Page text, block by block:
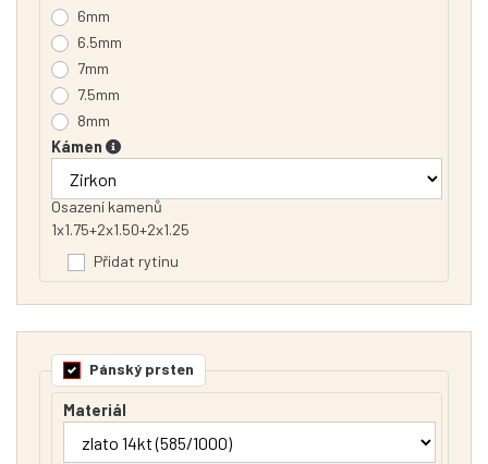
6mm
6.5mm
7mm
7.5mm
8mm
Kámen
Osazení kamenů
1x1.75+2x1.50+2x1.25
Přidat rytinu
Pánský prsten
Materiál